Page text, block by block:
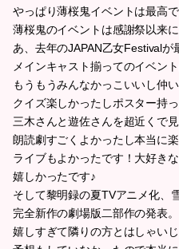
やっぱり薄桜鬼イベントは最高
薄桜鬼のイベントは感謝祭以来に
あ、去年のJAPAN乙女Festivalが
メインキャスト揃ってのイベン
もうもうみんなかっこいいし仲
クイズ楽しかったしポスター持
三木さんと遊佐さんを超近くで
朗読劇すごくよかったし本当に
ライブもよかったです！大好き
嬉しかったです♪
そして黎明録の夏TVアニメ化、
完全新作の劇場版二部作の発表。
嬉しすぎて隣りの方とはしゃい